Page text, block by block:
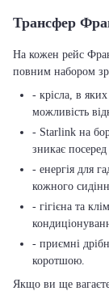
Трансфер
На кожен рейс
повним набором
- крісла, в яких
можливість
- Starlink на
зникає
- енергія для
кожного
- гігієна та
- приємні
коротшою.
Якщо ви ще